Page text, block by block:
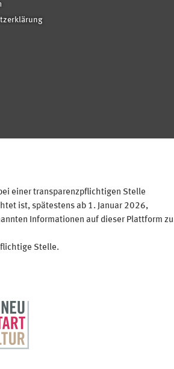
einer transparenzpflichtigen Stelle
ist, spätestens ab 1. Januar 2026,
Informationen auf dieser Plattform zu
Stelle.